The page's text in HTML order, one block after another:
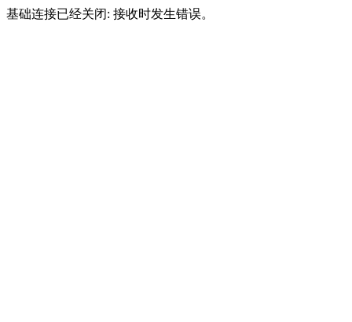
基础连接已经关闭: 接收时发生错误。